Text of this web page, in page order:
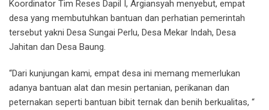
Koordinator Tim Reses Dapil I, Argiansyah menyebut, empat
desa yang membutuhkan bantuan dan perhatian pemerintah
tersebut yakni Desa Sungai Perlu, Desa Mekar Indah, Desa
Jahitan dan Desa Baung.
“Dari kunjungan kami, empat desa ini memang memerlukan
adanya bantuan alat dan mesin pertanian, perikanan dan
peternakan seperti bantuan bibit ternak dan benih berkualitas, “